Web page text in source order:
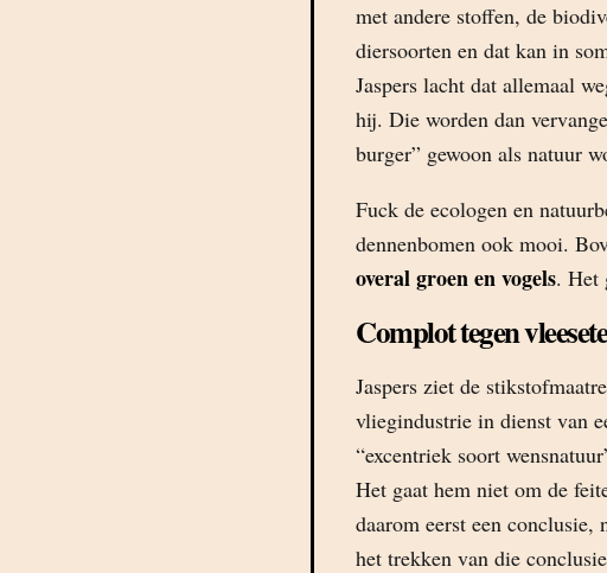
met andere stoffen, de
diersoorten en dat kan in
Jaspers lacht dat allemaal
hij. Die worden dan
burger” gewoon als natuur
Fuck de ecologen en
dennenbomen ook mooi.
overal groen en vogels. Het
Complot tegen
Jaspers ziet de
vliegindustrie in dienst van
“excentriek soort
Het gaat hem niet om de
daarom eerst een
het trekken van die